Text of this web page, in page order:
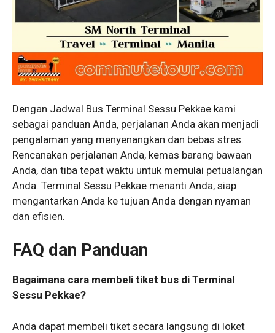
Dengan Jadwal Bus Terminal Sessu Pekkae kami
sebagai panduan Anda, perjalanan Anda akan menjadi
pengalaman yang menyenangkan dan bebas stres.
Rencanakan perjalanan Anda, kemas barang bawaan
Anda, dan tiba tepat waktu untuk memulai petualangan
Anda. Terminal Sessu Pekkae menanti Anda, siap
mengantarkan Anda ke tujuan Anda dengan nyaman
dan efisien.
FAQ dan Panduan
Bagaimana cara membeli tiket bus di Terminal
Sessu Pekkae?
Anda dapat membeli tiket secara langsung di loket